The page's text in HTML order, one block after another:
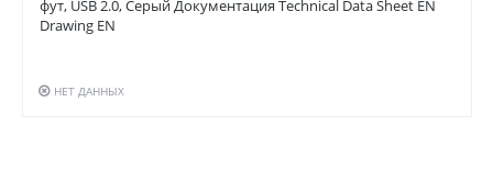
фут, USB 2.0, Серый Документация Technical Data Sheet EN
Drawing EN
НЕТ ДАННЫХ